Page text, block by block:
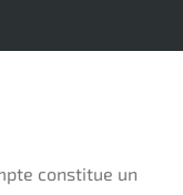
constitue un